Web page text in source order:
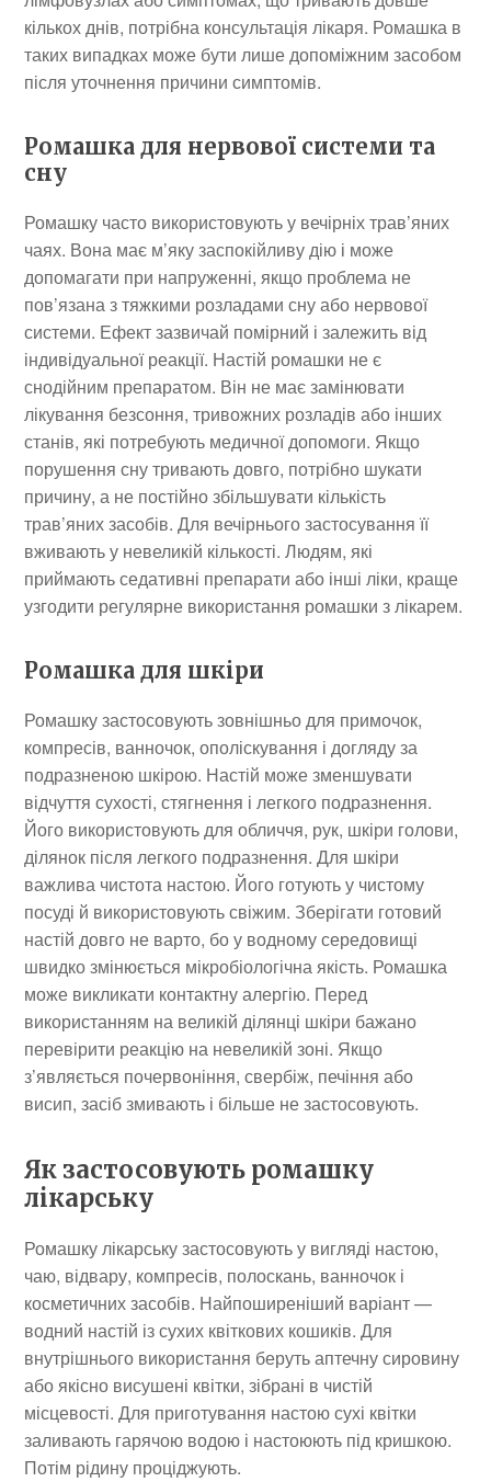
кількох днів, потрібна консультація лікаря. Ромашка в
таких випадках може бути лише допоміжним засобом
після уточнення причини симптомів.
Ромашка для нервової системи та
сну
Ромашку часто використовують у вечірніх трав’яних
чаях. Вона має м’яку заспокійливу дію і може
допомагати при напруженні, якщо проблема не
пов’язана з тяжкими розладами сну або нервової
системи. Ефект зазвичай помірний і залежить від
індивідуальної реакції. Настій ромашки не є
снодійним препаратом. Він не має замінювати
лікування безсоння, тривожних розладів або інших
станів, які потребують медичної допомоги. Якщо
порушення сну тривають довго, потрібно шукати
причину, а не постійно збільшувати кількість
трав’яних засобів. Для вечірнього застосування її
вживають у невеликій кількості. Людям, які
приймають седативні препарати або інші ліки, краще
узгодити регулярне використання ромашки з лікарем.
Ромашка для шкіри
Ромашку застосовують зовнішньо для примочок,
компресів, ванночок, ополіскування і догляду за
подразненою шкірою. Настій може зменшувати
відчуття сухості, стягнення і легкого подразнення.
Його використовують для обличчя, рук, шкіри голови,
ділянок після легкого подразнення. Для шкіри
важлива чистота настою. Його готують у чистому
посуді й використовують свіжим. Зберігати готовий
настій довго не варто, бо у водному середовищі
швидко змінюється мікробіологічна якість. Ромашка
може викликати контактну алергію. Перед
використанням на великій ділянці шкіри бажано
перевірити реакцію на невеликій зоні. Якщо
з’являється почервоніння, свербіж, печіння або
висип, засіб змивають і більше не застосовують.
Як застосовують ромашку
лікарську
Ромашку лікарську застосовують у вигляді настою,
чаю, відвару, компресів, полоскань, ванночок і
косметичних засобів. Найпоширеніший варіант —
водний настій із сухих квіткових кошиків. Для
внутрішнього використання беруть аптечну сировину
або якісно висушені квітки, зібрані в чистій
місцевості. Для приготування настою сухі квітки
заливають гарячою водою і настоюють під кришкою.
Потім рідину проціджують.